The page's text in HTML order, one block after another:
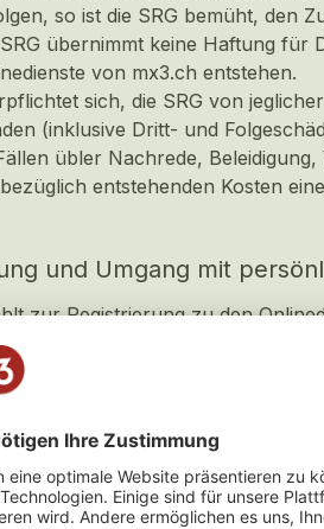
so ist die SRG bemüht, den
übernimmt keine Haftung
von mx3.ch entstehen.
sich, die SRG von
(inklusive Dritt- und
übler Nachrede,
entstehenden Kosten
und Umgang mit
zur Registrierung zu den
nicht zugänglich zu machen.
werden.
dass die eingetragenen
unwahre Angaben führen zur
Stand zu halten. Änderungen
das Recht vor, unrichtige